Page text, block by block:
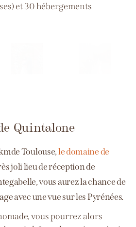
et 30 hébergements
Quintalone
Toulouse,le domaine de
joli lieu de réception de
vous aurez la chance de
avec une vue sur les Pyrénées.
vous pourrez alors